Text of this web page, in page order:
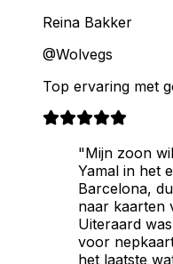
Reina Bakker
@Wolvegs
Top ervaring met
"Mijn zoon
Yamal in het
Barcelona,
naar kaarten
Uiteraard
voor
het laatste